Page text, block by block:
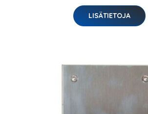
LISÄTIETOJA